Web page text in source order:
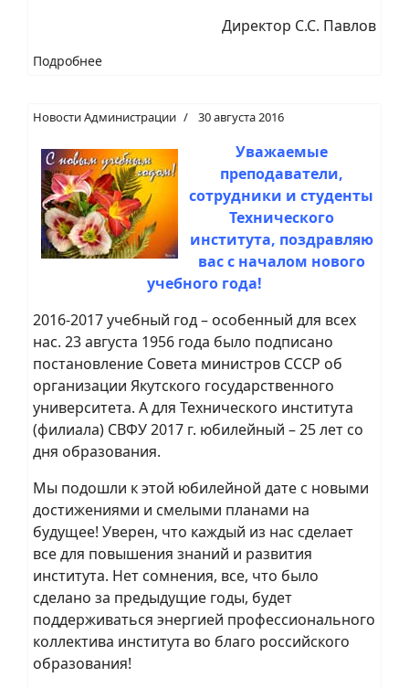
Директор С.С. Павлов
Подробнее
Новости Администрации 30 августа 2016
Уважаемые
преподаватели,
сотрудники и студенты
Технического
института, поздравляю
вас с началом нового
учебного года!
2016-2017 учебный год – особенный для всех
нас. 23 августа 1956 года было подписано
постановление Совета министров СССР об
организации Якутского государственного
университета. А для Технического института
(филиала) СВФУ 2017 г. юбилейный – 25 лет со
дня образования.
Мы подошли к этой юбилейной дате с новыми
достижениями и смелыми планами на
будущее! Уверен, что каждый из нас сделает
все для повышения знаний и развития
института. Нет сомнения, все, что было
сделано за предыдущие годы, будет
поддерживаться энергией профессионального
коллектива института во благо российского
образования!